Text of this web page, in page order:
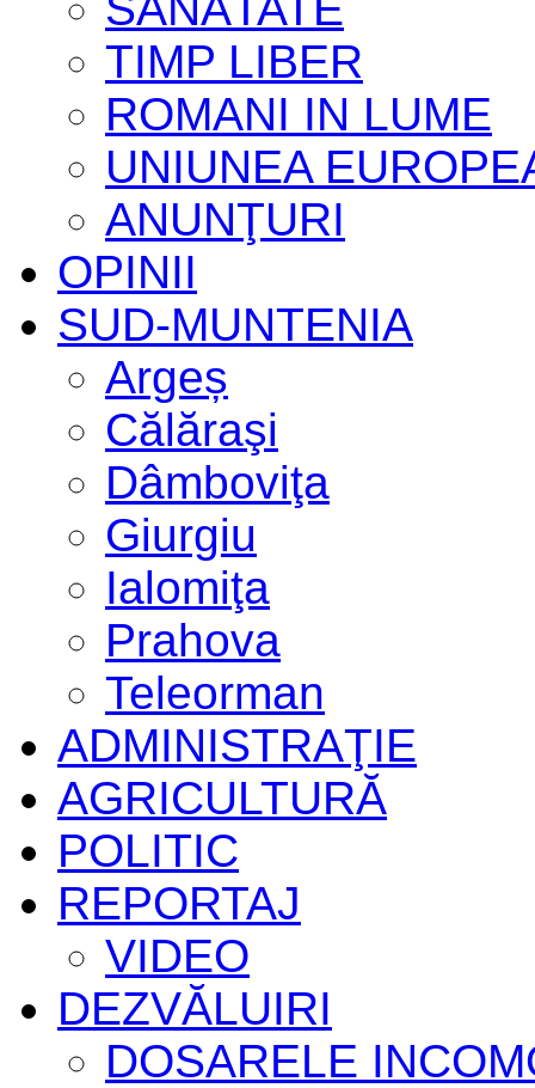
TIMP LIBER
ROMANI IN LUME
UNIUNEA
ANUNŢURI
OPINII
SUD-MUNTENIA
Argeș
Călăraşi
Dâmboviţa
Giurgiu
Ialomiţa
Prahova
Teleorman
ADMINISTRAŢIE
AGRICULTURĂ
POLITIC
REPORTAJ
VIDEO
DEZVĂLUIRI
DOSARELE